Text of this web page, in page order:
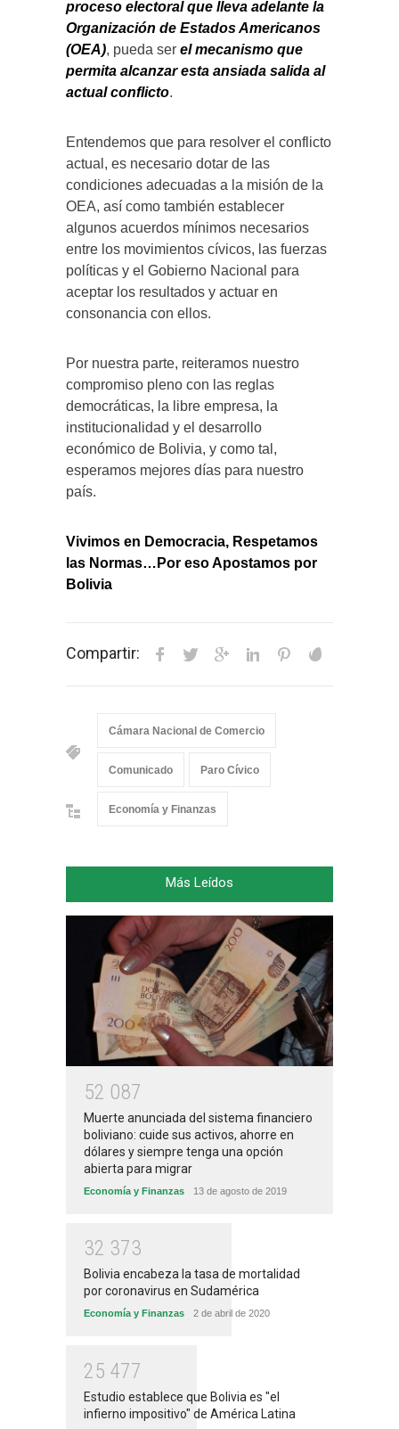
proceso electoral que lleva adelante la
Organización de Estados Americanos
(OEA), pueda ser el mecanismo que
permita alcanzar esta ansiada salida al
actual conflicto.
Entendemos que para resolver el conflicto
actual, es necesario dotar de las
condiciones adecuadas a la misión de la
OEA, así como también establecer
algunos acuerdos mínimos necesarios
entre los movimientos cívicos, las fuerzas
políticas y el Gobierno Nacional para
aceptar los resultados y actuar en
consonancia con ellos.
Por nuestra parte, reiteramos nuestro
compromiso pleno con las reglas
democráticas, la libre empresa, la
institucionalidad y el desarrollo
económico de Bolivia, y como tal,
esperamos mejores días para nuestro
país.
Vivimos en Democracia, Respetamos
las Normas…Por eso Apostamos por
Bolivia
Compartir:
Cámara Nacional de Comercio
Comunicado Paro Cívico
Economía y Finanzas
Más Leídos
52 087
Muerte anunciada del sistema financiero
boliviano: cuide sus activos, ahorre en
dólares y siempre tenga una opción
abierta para migrar
Economía y Finanzas 13 de agosto de 2019
32 373
Bolivia encabeza la tasa de mortalidad
por coronavirus en Sudamérica
Economía y Finanzas 2 de abril de 2020
25 477
Estudio establece que Bolivia es "el
infierno impositivo" de América Latina